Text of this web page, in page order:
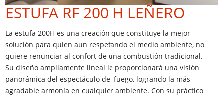
ESTUFA RF 200 H LEÑERO
La estufa 200H es una creación que constituye la mejor
solución para quien aun respetando el medio ambiente, no
quiere renunciar al confort de una combustión tradicional.
Su diseño ampliamente lineal le proporcionará una visión
panorámica del espectáculo del fuego, logrando la más
agradable armonía en cualquier ambiente. Con su práctico